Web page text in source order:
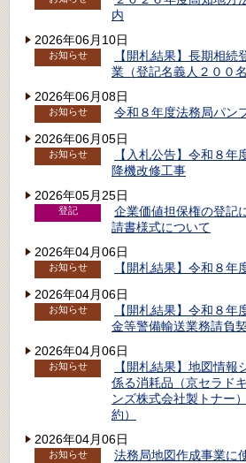
内
2026年06月10日
お知らせ
【開札結果】長期相
業（登記名義人２００
2026年06月08日
お知らせ
令和８年度法務局パン
2026年06月05日
お知らせ
【入札公告】令和８
降機改修工事
2026年05月25日
登記
企業価値担保権の登記
請書様式について
2026年04月06日
お知らせ
【開札結果】令和８
2026年04月06日
お知らせ
【開札結果】令和８
金等警備輸送業務請負
2026年04月06日
お知らせ
【開札結果】地図情報
係る消耗品（京セラド
ンズ株式会社製トナー
約）
2026年04月06日
お知らせ
法務局地図作成事業に